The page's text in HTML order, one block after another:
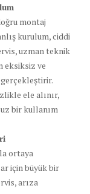
montaj
kurulum, ciddi
uzman teknik
eksiksiz ve
ele alınır,
bir kullanım
ortaya
için büyük bir
arıza